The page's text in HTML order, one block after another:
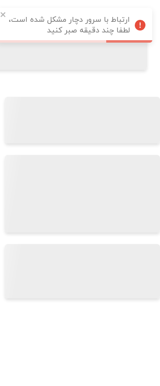
ارتباط با سرور دچار مشکل شده است،
لطفا چند دقیقه صبر کنید